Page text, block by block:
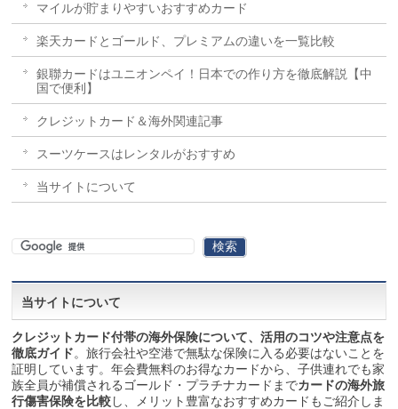
マイルが貯まりやすいおすすめカード
楽天カードとゴールド、プレミアムの違いを一覧比較
銀聯カードはユニオンペイ！日本での作り方を徹底解説【中
国で便利】
クレジットカード＆海外関連記事
スーツケースはレンタルがおすすめ
当サイトについて
当サイトについて
クレジットカード付帯の海外保険について、活用のコツや注意点を
徹底ガイド。旅行会社や空港で無駄な保険に入る必要はないことを
証明しています。年会費無料のお得なカードから、子供連れでも家
族全員が補償されるゴールド・プラチナカードまでカードの海外旅
行傷害保険を比較し、メリット豊富なおすすめカードもご紹介しま